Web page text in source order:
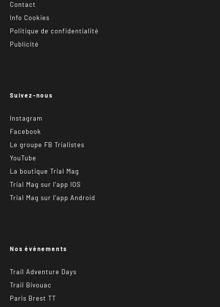
Contact
Info Cookies
Politique de confidentialité
Publicité
Suivez-nous
Instagram
Facebook
Le groupe FB Trialistes
YouTube
La boutique Trial Mag
Trial Mag sur l’app IOS
Trial Mag sur l’app Android
Nos événements
Trail Adventure Days
Trail Bivouac
Paris Brest TT